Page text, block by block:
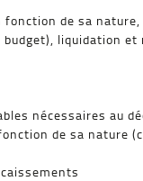
de sa
budget), liquidation
nécessaires au
de sa nature